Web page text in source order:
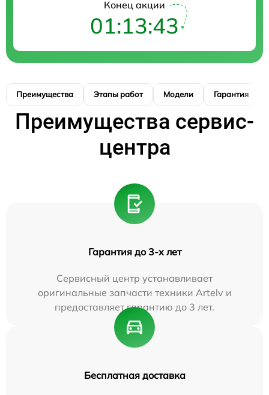
Конец акции
01:13:42
Преимущества Этапы работ Модели Гарантия
Преимущества сервис-
центра
Гарантия до 3-х лет
Сервисный центр устанавливает
оригинальные запчасти техники Artelv и
предоставляет гарантию до 3 лет.
Бесплатная доставка